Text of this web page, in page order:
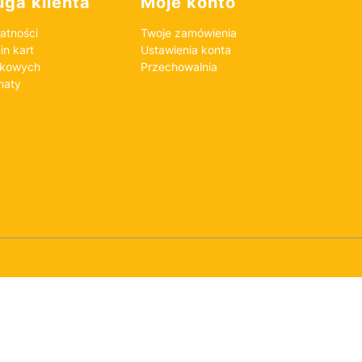
kart
Twoje zamówienia
Ustawienia konta
Przechowalnia